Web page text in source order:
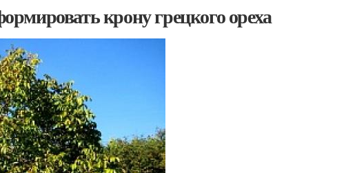
крону грецкого ореха